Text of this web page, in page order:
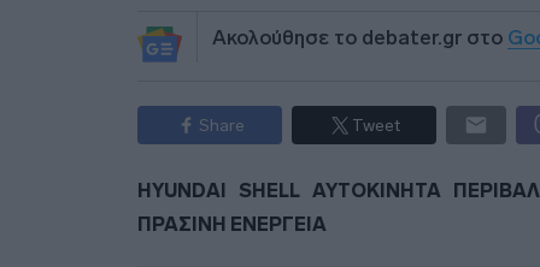
Ακολούθησε το debater.gr στο
Share Tweet
HYUNDAI SHELL ΑΥΤΟΚΙΝΗΤΑ
ΠΡΑΣΙΝΗ ΕΝΕΡΓΕΙΑ